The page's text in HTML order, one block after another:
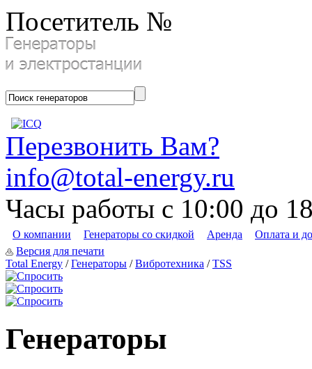
Посетитель №
Перезвонить Вам?
info@total-energy.ru
Часы работы с 10:00 до
О компании Генераторы со скидкой Аренда
Оплата и
Версия для печати
Total Energy /Генераторы /Вибротехника /TSS
Генераторы